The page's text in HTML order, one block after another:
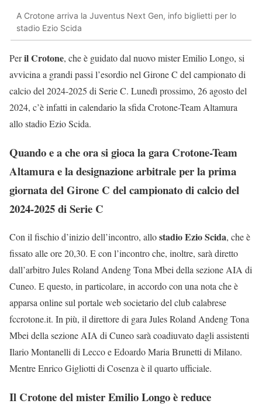
A Crotone arriva la Juventus Next Gen, info biglietti per lo
stadio Ezio Scida
Peril Crotone, che è guidato dal nuovo mister Emilio Longo, si
avvicina a grandi passi l’esordio nel Girone C del campionato di
calcio del 2024-2025 di Serie C. Lunedì prossimo, 26 agosto del
2024, c’è infatti in calendario la sfida Crotone-Team Altamura
allo stadio Ezio Scida.
Quando e a che ora si gioca la gara Crotone-Team
Altamura e la designazione arbitrale per la prima
giornata del Girone C del campionato di calcio del
2024-2025 di Serie C
Con il fischio d’inizio dell’incontro, allostadio Ezio Scida, che è
fissato alle ore 20,30. E con l’incontro che, inoltre, sarà diretto
dall’arbitro Jules Roland Andeng Tona Mbei della sezione AIA di
Cuneo. E questo, in particolare, in accordo con una nota che è
apparsa online sul portale web societario del club calabrese
fccrotone.it. In più, il direttore di gara Jules Roland Andeng Tona
Mbei della sezione AIA di Cuneo sarà coadiuvato dagli assistenti
Ilario Montanelli di Lecco e Edoardo Maria Brunetti di Milano.
Mentre Enrico Gigliotti di Cosenza è il quarto ufficiale.
Il Crotone del mister Emilio Longo è reduce